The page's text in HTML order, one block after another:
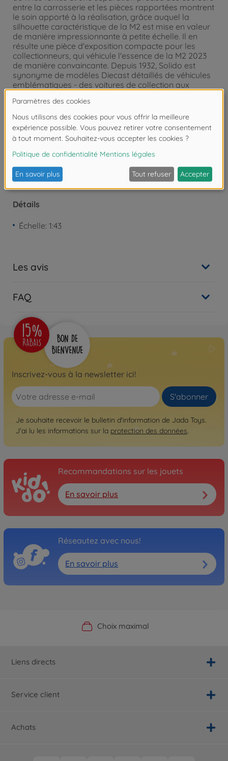
entre la carrosserie et les pièces rapportées montrent
le soin apporté à la réalisation, grâce auquel la
silhouette caractéristique de la M2 est mise en valeur
de manière impressionnante à petite échelle. Il en
résulte une pièce d'exposition compacte pour les
collectionneurs, qui véhicule l'essence de la M2 2023
de manière convaincante. Depuis 1932, Solido est
synonyme de modèles Diecast détaillés de véhicules
emblématiques - des voitures de collection aux
Attention !Ne convient pas aux enfants de
moins de 3 ans. Risque d'asphyxie lié à la
présence de pièces de petite taille.
Détails
Échelle: 1:43
Les avis
FAQ
Inscrivez-vous à la newsletter ici!
S'abonner
Je souhaite recevoir le bulletin d'information de Jada Toys.
J'ai lu les informations sur la protection des données.
Recommandations sur les jouets
En savoir plus
Réseautez avec nous!
En savoir plus
Boutique officielle du fabricant
Choix maximal
Service personnalisé
Livraison rapide
Liens directs
Service client
Achats